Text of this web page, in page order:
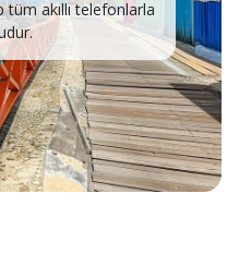
akıllı telefonlarla